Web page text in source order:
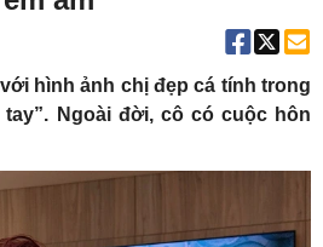
hình ảnh chị đẹp cá tính trong
tay”. Ngoài đời, cô có cuộc hôn